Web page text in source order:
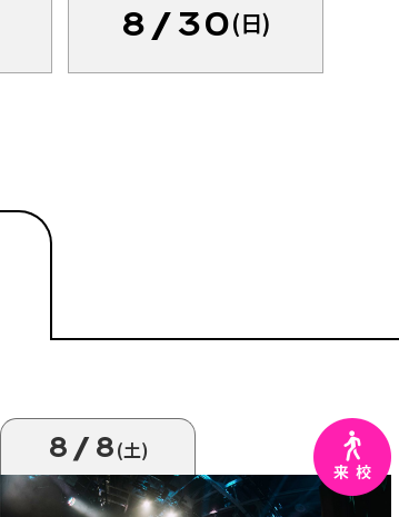
8/30(日)
8/8(土)